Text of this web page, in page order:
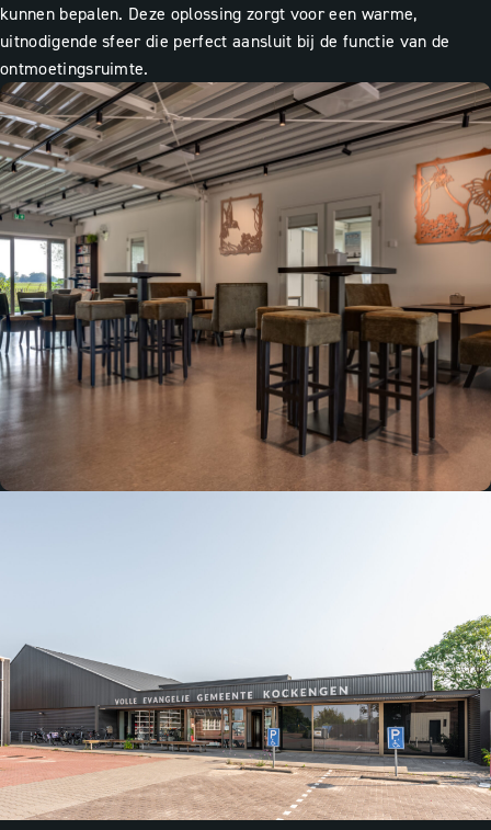
kunnen bepalen. Deze oplossing zorgt voor een warme,
uitnodigende sfeer die perfect aansluit bij de functie van de
ontmoetingsruimte.